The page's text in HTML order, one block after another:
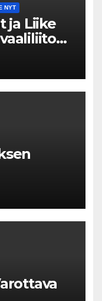
NYT
ja Liike